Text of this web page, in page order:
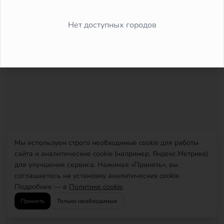
Мы используем строго необходимые cookie для работы
сайта и аналитические cookie (например, Яндекс.Метрика)
для улучшения сервиса. Нажимая «Принять», вы
соглашаетесь на установку аналитических cookie.
Подробнее — в Политике cookie.
Принять Только необходимые
Нет доступных городов